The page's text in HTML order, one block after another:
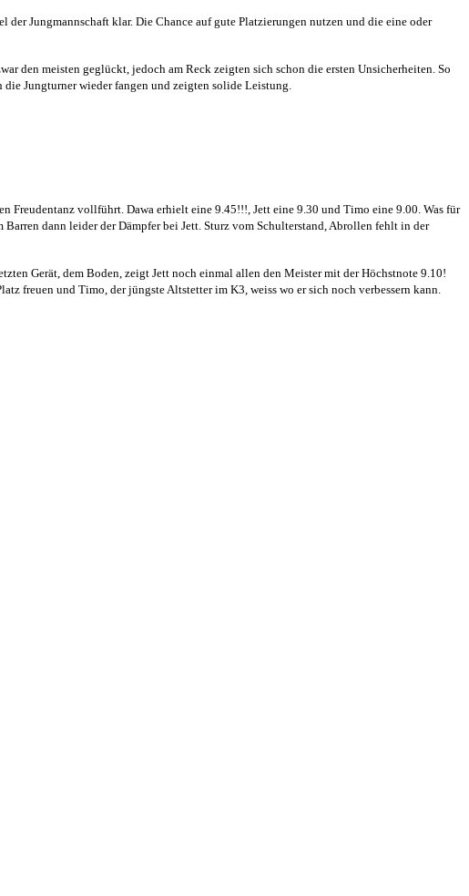
Jungmannschaft klar. Die Chance auf gute Platzierungen nutzen und die eine oder
den meisten geglückt, jedoch am Reck zeigten sich schon die ersten Unsicherheiten. So
Jungturner wieder fangen und zeigten solide Leistung.
Freudentanz vollführt. Dawa erhielt eine 9.45!!!, Jett eine 9.30 und Timo eine 9.00. Was für
dann leider der Dämpfer bei Jett. Sturz vom Schulterstand, Abrollen fehlt in der
Gerät, dem Boden, zeigt Jett noch einmal allen den Meister mit der Höchst­note 9.10!
freuen und Timo, der jüngste Altstetter im K3, weiss wo er sich noch verbessern kann.